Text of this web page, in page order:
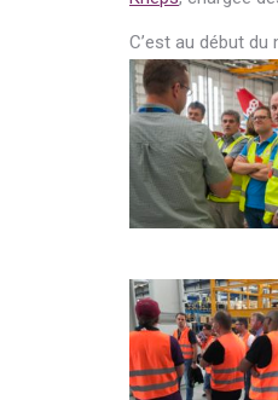
C’est au début du